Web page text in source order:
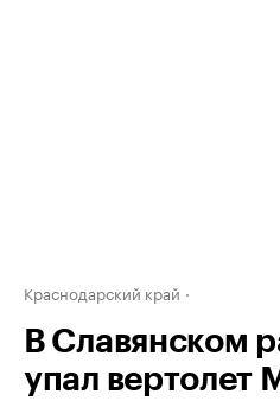
Краснодарский край
В Славянском
упал вертолет